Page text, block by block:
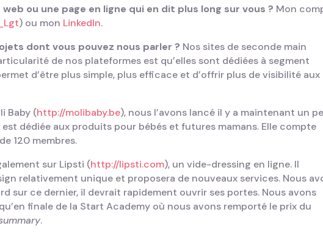
ou une page en ligne qui en dit plus long sur vous ? Mon
) ou mon LinkedIn.
dont vous pouvez nous parler ? Nos sites de seconde main
de nos plateformes est qu’elles sont dédiées à segment
d’être plus simple, plus efficace et d’offrir plus de visibilité aux
Baby (http://molibaby.be), nous l’avons lancé il y a maintenant un
est dédiée aux produits pour bébés et futures mamans. Elle compte
120 membres.
sur Lipsti (http://lipsti.com), un vide-dressing en ligne. Il
relativement unique et proposera de nouveaux services. Nous
sur ce dernier, il devrait rapidement ouvrir ses portes. Nous avons
finale de la Start Academy où nous avons remporté le prix du
.